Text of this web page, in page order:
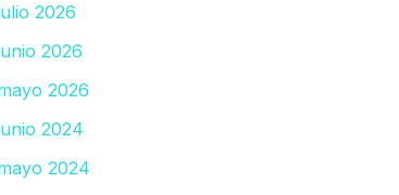
2026
2026
2026
2024
2024